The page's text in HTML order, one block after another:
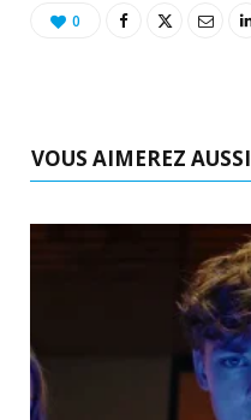
0
VOUS AIMEREZ AUSSI